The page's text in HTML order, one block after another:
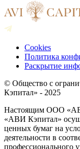
Cookies
Политика
Раскрытие
© Общество с
Кэпитал» - 2025
Настоящим ООО
«АВИ Кэпитал»
ценных бумаг на
деятельности в
профессионального